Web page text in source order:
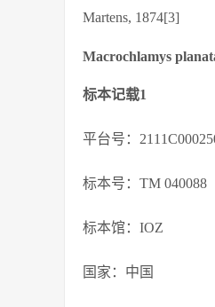
Martens, 1874[3]
Macrochlamys
标本记载1
平台号：
标本号：TM 040088
标本馆：IOZ
国家：中国